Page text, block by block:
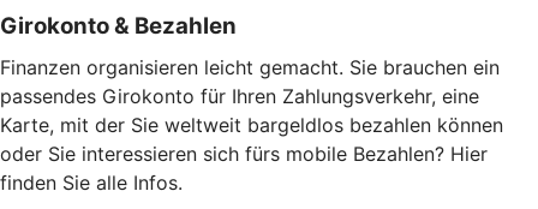
Girokonto & Bezahlen
Finanzen organisieren leicht gemacht. Sie brauchen ein
passendes Girokonto für Ihren Zahlungsverkehr, eine
Karte, mit der Sie weltweit bargeldlos bezahlen können
oder Sie interessieren sich fürs mobile Bezahlen? Hier
finden Sie alle Infos.